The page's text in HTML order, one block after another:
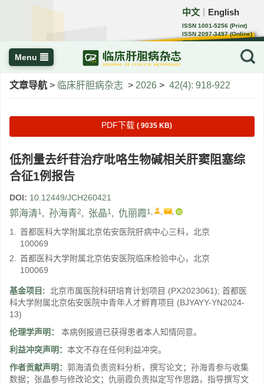
中文 English
ISSN 1001-5256 (Print)
ISSN 2097-3497 (Online)
CN 22-1108/R
Menu
文章导航 > 临床肝胆病杂志 > 2026 > 42(4): 918-922
PDF下载 ( 9035 KB)
低剂量去纤苷治疗吡咯生物碱相关肝窦阻塞综
合征1例报告
DOI: 10.12449/JCH260421
郭海清1, 孙海青2, 张晶1, 仇丽霞1, , ,
1. 首都医科大学附属北京佑安医院肝病中心三科，北京
100069
2. 首都医科大学附属北京佑安医院临床检验中心，北京
100069
基金项目: 北京市属医院科研培育计划项目 (PX2023061); 首都医
科大学附属北京佑安医院中青年人才孵育项目 (BJYAYY-YN2024-
13)
伦理学声明：
本病例报道已获得患者本人知情同意。
利益冲突声明： 本文不存在任何利益冲突。
作者贡献声明： 郭海清负责资料分析，撰写论文；孙海青参与收集
数据；张晶参与修改论文；仇丽霞负责拟定写作思路，指导撰写文